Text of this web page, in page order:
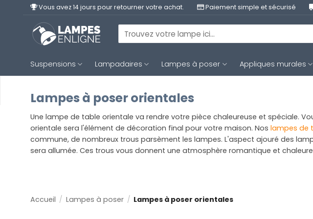
Vous avez 14 jours pour retourner votre achat. Paiement simple et sécurisé
Recherche
pour :
Suspensions Lampadaires Lampes à poser Appliques murales
Lampes à poser orientales
Une lampe de table orientale va rendre votre pièce chaleureuse et spéciale.
orientale sera l'élément de décoration final pour votre maison. Nos lampes de
commune, de nombreux trous parsèment les lampes. L'aspect ajouré des
sera allumée. Ces trous vous donnent une atmosphère romantique et
Accueil / Lampes à poser / Lampes à poser orientales